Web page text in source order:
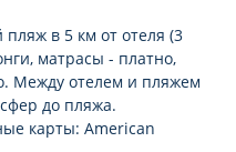
в 5 км от отеля (3
матрасы - платно,
Между отелем и пляжем
до пляжа.
карты: American